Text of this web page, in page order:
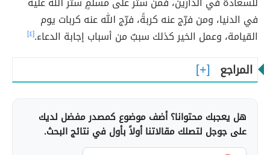
في الدنيا، ومن فرّج عنه كربةً، فرّج الله عنه كربات يوم
القيامة، وعمل الخير كذلك سببٌ من أسباب إجابة الدعاء.[٤]
المراجع
هل يعجبك محتوانا؟ أضف موضوع كمصدر مفضل لديك
على جوجل لتصلك مقالاتنا أولاً بأول في نتائج البحث.